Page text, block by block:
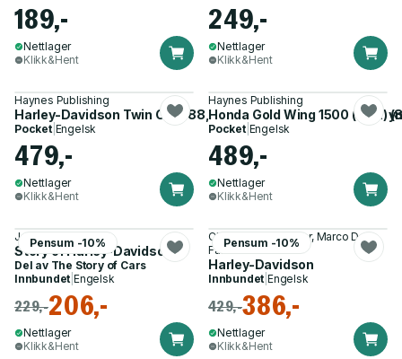
189,-
Nettlager
Klikk&Hent
249,-
Nettlager
Klikk&Hent
Haynes Publishing
Harley-Davidson Twin Cam 88, 96 & 103 Models (99 - 10)
Pocket| Engelsk
479,-
Nettlager
Klikk&Hent
Haynes Publishing
Honda Gold Wing 1500 (USA)
Pocket| Engelsk
489,-
Nettlager
Klikk&Hent
Pensum -10%
John Westlake
Story of Harley-Davidson
Del av The Story of Cars
Innbundet |Engelsk
229,-206,-
Nettlager
Klikk&Hent
Pensum -10%
Christopher P. Baker, Marco De
Fabianis Manferto
Harley-Davidson
Innbundet |Engelsk
429,-386,-
Nettlager
Klikk&Hent